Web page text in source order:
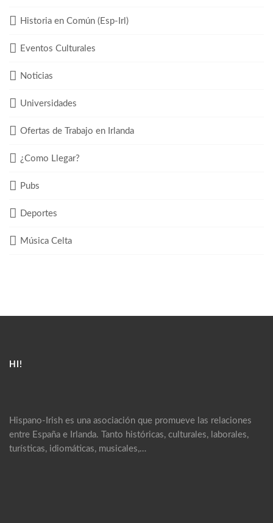
Historia en Común (Esp-Irl)
Eventos Culturales
Noticias
Universidades
Ofertas de Trabajo en Irlanda
¿Como Llegar?
Pubs
Deportes
Música Celta
HI!
Hispano-Irish es una asociación que promueve las relaciones
entre España e Irlanda. Tanto históricas, culturales, laborales,
turísticas, idiomáticas, musicales,…